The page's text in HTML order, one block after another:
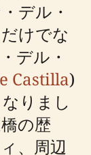
デル・
けでな
デル・
Castilla)
りまし
の歴
、周辺